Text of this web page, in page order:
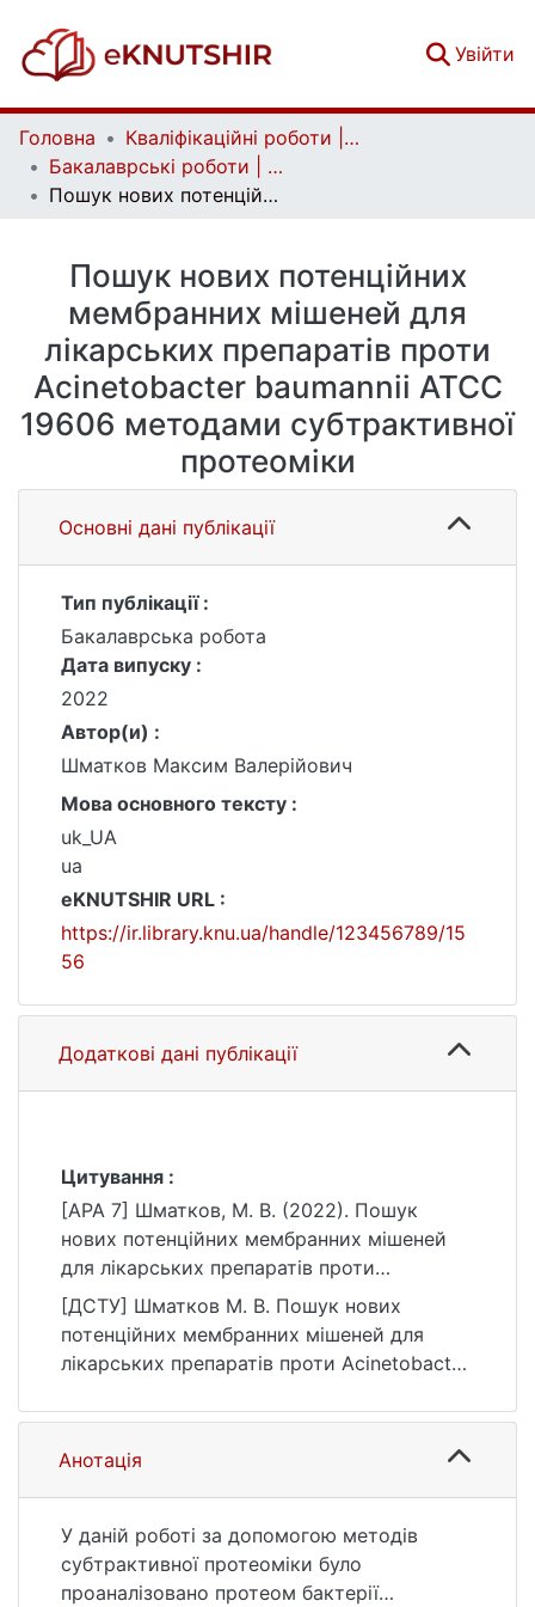
Увійти
Головна
Кваліфікаційні роботи | Qualifying works
Бакалаврські роботи | Bachelor theses
Пошук нових потенційних мембранних мішеней для лікарських препаратів проти Acinetobacter baumannii ATCC 19606 методами субтрактивної протеоміки
Пошук нових потенційних
мембранних мішеней для
лікарських препаратів проти
Acinetobacter baumannii ATCC
19606 методами субтрактивної
протеоміки
Основні дані публікації
Тип публікації :
Бакалаврська робота
Дата випуску :
2022
Автор(и) :
Шматков Максим Валерійович
Мова основного тексту :
uk_UA
ua
eKNUTSHIR URL :
https://ir.library.knu.ua/handle/123456789/15
56
Додаткові дані публікації
Цитування :
[APA 7] Шматков, М. В. (2022). Пошук
нових потенційних мембранних мішеней
для лікарських препаратів проти
Acinetobacter baumannii ATCC 19606
методами субтрактивної протеоміки
[Бакалаврська робота, Київський
національний університет імені Тараса
Шевченка]. eKNUTSHIR.
56
[ДСТУ] Шматков М. В. Пошук нових
потенційних мембранних мішеней для
лікарських препаратів проти Acinetobacter
субтрактивної протеоміки : кваліфікаційна
робота бакалавра : 09 Біологія. Київ, 2022.
46 с. URL:
56 (дата звернення: 25.07.2026).
Анотація
У даній роботі за допомогою методів
субтрактивної протеоміки було
проаналізовано протеом бактерії